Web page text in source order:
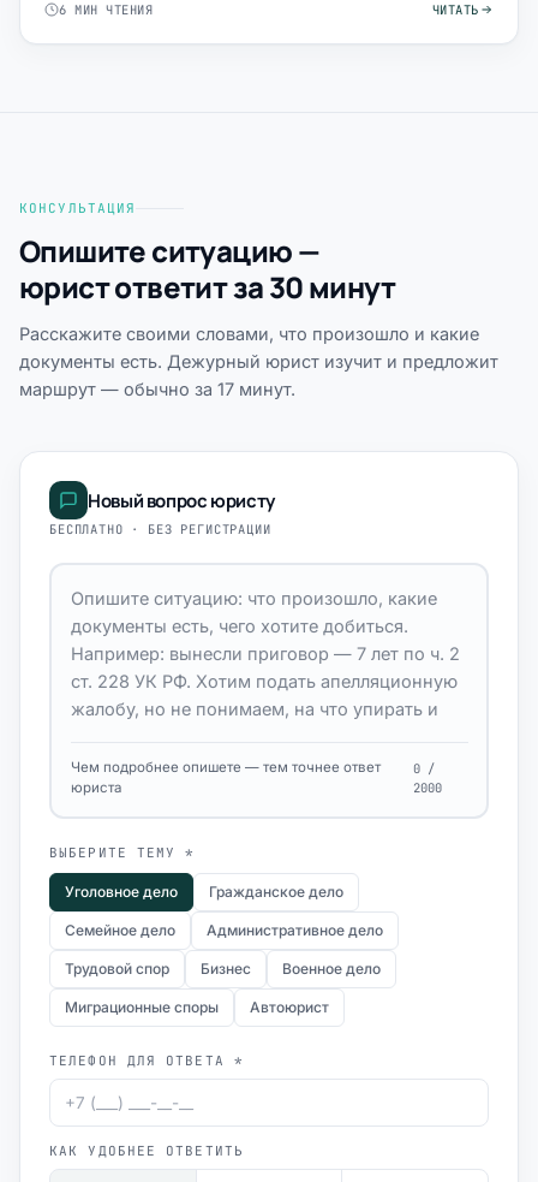
6 МИН ЧТЕНИЯ ЧИТАТЬ
КОНСУЛЬТАЦИЯ
Опишите ситуацию —
юрист ответит за 30 минут
Расскажите своими словами, что произошло и какие
документы есть. Дежурный юрист изучит и предложит
маршрут — обычно за 17 минут.
Новый вопрос юристу
БЕСПЛАТНО · БЕЗ РЕГИСТРАЦИИ
Чем подробнее опишете — тем точнее ответ
юриста
0 /
2000
ВЫБЕРИТЕ ТЕМУ *
Уголовное дело Гражданское дело
Семейное дело Административное дело
Трудовой спор Бизнес Военное дело
Миграционные споры Автоюрист
ТЕЛЕФОН ДЛЯ ОТВЕТА *
КАК УДОБНЕЕ ОТВЕТИТЬ